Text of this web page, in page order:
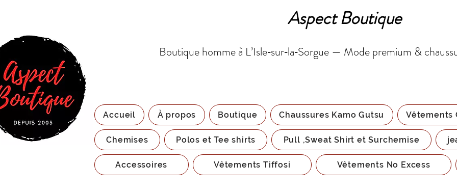
Aspect Boutique
Boutique homme à L’Isle‑sur‑la‑Sorgue — Mode premium &
Accueil À propos Boutique Chaussures Kamo Gutsu Vêtements
Chemises Polos et Tee shirts Pull ,Sweat Shirt et Surchemise
Accessoires Vêtements Tiffosi Vêtements No Excess